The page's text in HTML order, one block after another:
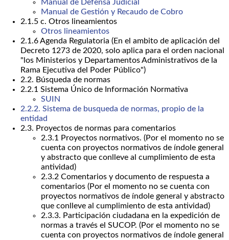
Manual de Defensa Judicial
Manual de Gestión y Recaudo de Cobro
2.1.5 c. Otros lineamientos
Otros lineamientos
2.1.6 Agenda Regulatoria (En el ambito de aplicación del
Decreto 1273 de 2020, solo aplica para el orden nacional
"los Ministerios y Departamentos Administrativos de la
Rama Ejecutiva del Poder Público")
2.2. Búsqueda de normas
2.2.1 Sistema Único de Información Normativa
SUIN
2.2.2. Sistema de busqueda de normas, propio de la
entidad
2.3. Proyectos de normas para comentarios
2.3.1 Proyectos normativos. (Por el momento no se
cuenta con proyectos normativos de índole general
y abstracto que conlleve al cumplimiento de esta
antividad)
2.3.2 Comentarios y documento de respuesta a
comentarios (Por el momento no se cuenta con
proyectos normativos de índole general y abstracto
que conlleve al cumplimiento de esta antividad)
2.3.3. Participación ciudadana en la expedición de
normas a través el SUCOP. (Por el momento no se
cuenta con proyectos normativos de índole general